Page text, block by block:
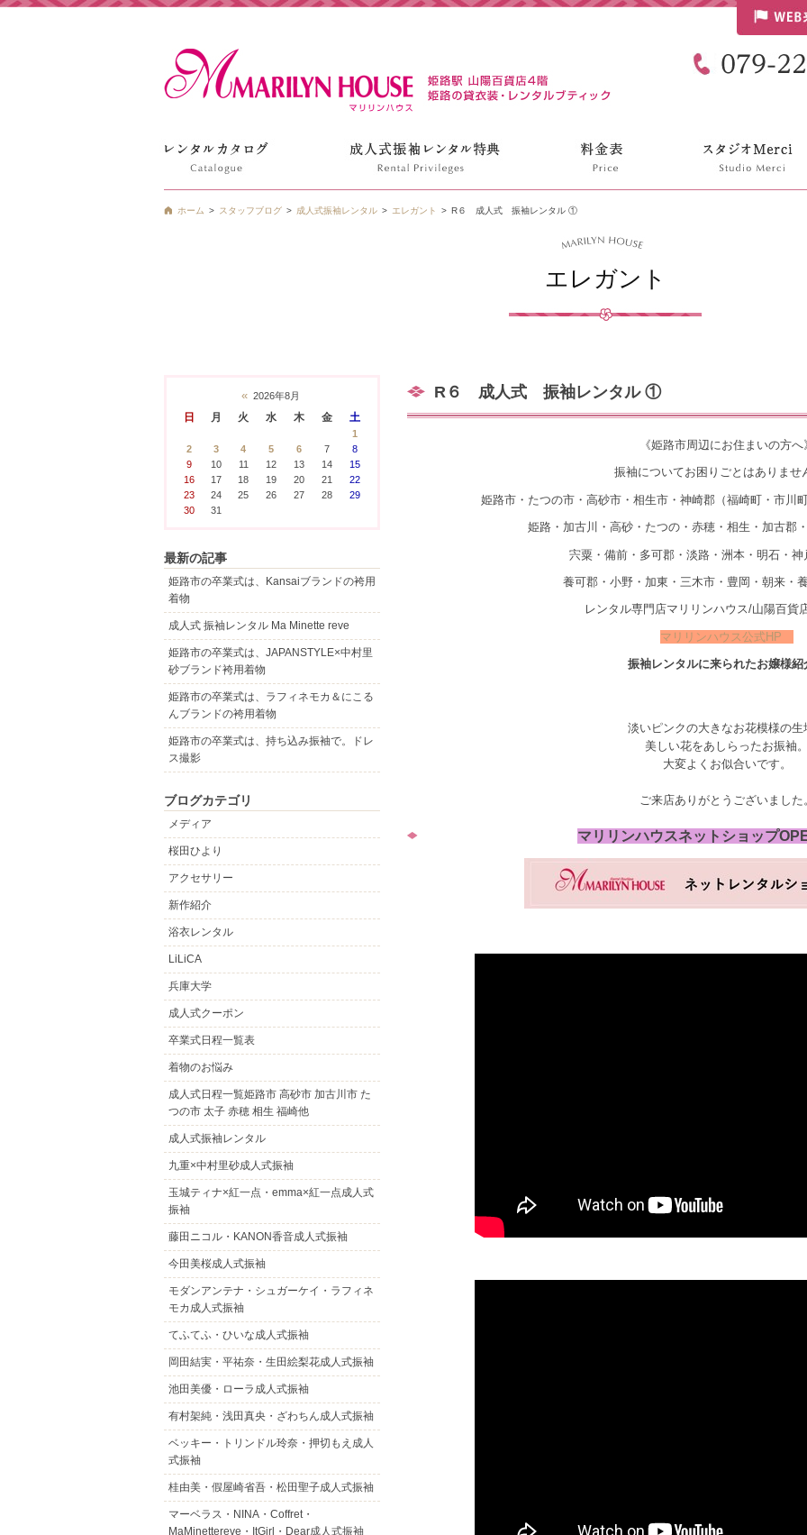
ホーム スタッフブログ 成人式振袖レンタル エレガント R６ 成人式 振袖レンタル ①
エレガント
R６ 成人式 振袖レンタル ①
《姫路市周辺にお住まいの方へ
振袖についてお困りごとはありませ
姫路市・たつの市・高砂市・相生市・神崎郡（福崎町・市川
姫路・加古川・高砂・たつの・赤穂・相生・加古郡
宍粟・備前・多可郡・淡路・洲本・明石・神
養可郡・小野・加東・三木市・豊岡・朝来・
レンタル専門店マリリンハウス/山陽百貨
マリリンハウス公式HP
振袖レンタルに来られたお嬢様紹
淡いピンクの大きなお花模様の生
美しい花をあしらったお振袖。
大変よくお似合いです。
ご来店ありがとうございました。
マリリンハウスネットショップ
« 2026年8月
日 月 火 水 木 金 土
1
2
3 4 5 6 7
8
9
10 11 12 13 14
15
16
17 18 19 20 21
22
23
24 25 26 27 28
29
30
31
最新の記事
姫路市の卒業式は、Kansaiブランドの袴用
着物
成人式 振袖レンタル Ma Minette reve
姫路市の卒業式は、JAPANSTYLE×中村里
砂ブランド袴用着物
姫路市の卒業式は、ラフィネモカ＆にこる
んブランドの袴用着物
姫路市の卒業式は、持ち込み振袖で。ドレ
ス撮影
ブログカテゴリ
メディア
桜田ひより
アクセサリー
新作紹介
浴衣レンタル
LiLiCA
兵庫大学
成人式クーポン
卒業式日程一覧表
着物のお悩み
成人式日程一覧姫路市 高砂市 加古川市 た
つの市 太子 赤穂 相生 福崎他
成人式振袖レンタル
九重×中村里砂成人式振袖
玉城ティナ×紅一点・emma×紅一点成人式
振袖
藤田ニコル・KANON香音成人式振袖
今田美桜成人式振袖
モダンアンテナ・シュガーケイ・ラフィネ
モカ成人式振袖
てふてふ・ひいな成人式振袖
岡田結実・平祐奈・生田絵梨花成人式振袖
池田美優・ローラ成人式振袖
有村架純・浅田真央・ざわちん成人式振袖
ベッキー・トリンドル玲奈・押切もえ成人
式振袖
桂由美・假屋崎省吾・松田聖子成人式振袖
マーベラス・NINA・Coffret・
MaMinettereve・ItGirl・Dear成人式振袖